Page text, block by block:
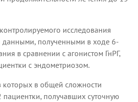
исследования
полученными в ходе 6-
в сравнении с агонистом ГнРГ,
с эндометриозом.
которых в общей сложности
пациентки, получавших суточную